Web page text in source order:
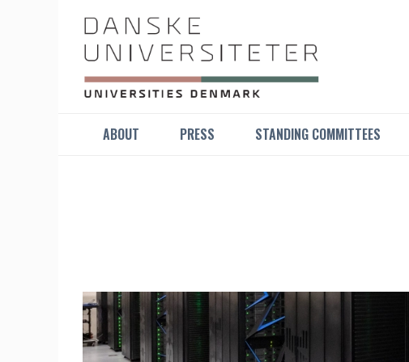
ABOUT PRESS STANDING COMMITTEES